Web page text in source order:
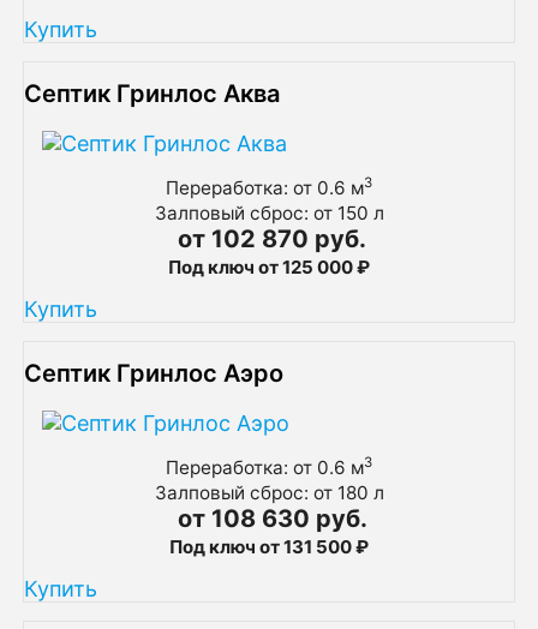
Купить
Септик Гринлос Аква
Переработка: от 0.6 м3
Залповый сброс: от 150 л
от 102 870 руб.
Под ключ от 125 000 ₽
Купить
Септик Гринлос Аэро
Переработка: от 0.6 м3
Залповый сброс: от 180 л
от 108 630 руб.
Под ключ от 131 500 ₽
Купить